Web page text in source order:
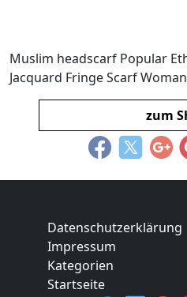
Muslim headscarf Popular
Jacquard Fringe Scarf
zum
Datenschutzerklärung
Impressum
Kategorien
Startseite